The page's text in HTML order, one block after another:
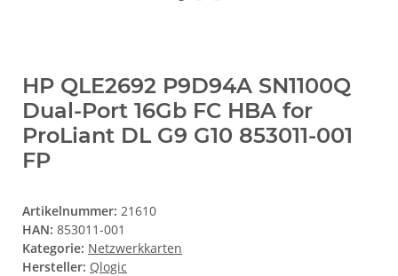
HP QLE2692 P9D94A SN1100Q
Dual-Port 16Gb FC HBA for
ProLiant DL G9 G10 853011-001
FP
Artikelnummer: 21610
HAN: 853011-001
Kategorie: Netzwerkkarten
Hersteller: Qlogic